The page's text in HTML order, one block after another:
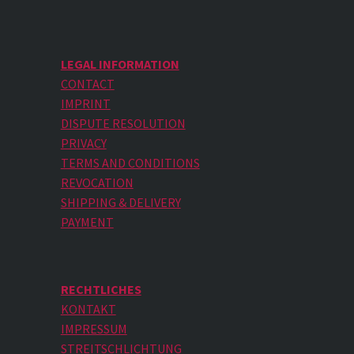
LEGAL INFORMATION
CONTACT
IMPRINT
DISPUTE RESOLUTION
PRIVACY
TERMS AND CONDITIONS
REVOCATION
SHIPPING & DELIVERY
PAYMENT
RECHTLICHES
KONTAKT
IMPRESSUM
STREITSCHLICHTUNG